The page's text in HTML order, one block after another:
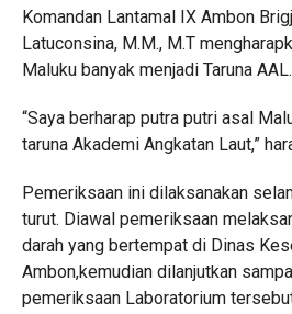
Komandan Lantamal IX Ambon
Latuconsina, M.M., M.T
Maluku banyak menjadi Taruna AAL.
“Saya berharap putra putri asal
taruna Akademi Angkatan Laut,”
Pemeriksaan ini dilaksanakan
turut. Diawal pemeriksaan
darah yang bertempat di Dinas
Ambon,kemudian dilanjutkan
pemeriksaan Laboratorium